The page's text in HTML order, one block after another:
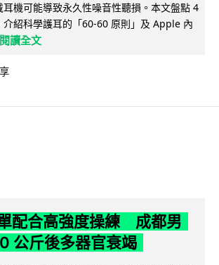
機可能導致永久性噪音性聽損。本文盤點 4
介紹科學護耳的「60-60 原則」及 Apple 內
閱讀全文
配合高強度操練 成都男
公斤後多器官衰竭